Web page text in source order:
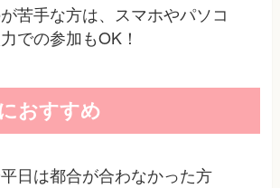
苦手な方は、スマホやパソコ
での参加もOK！
おすすめ
日は都合が合わなかった方